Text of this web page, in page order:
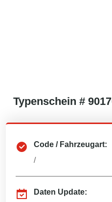
Typenschein #
Code / Fahrzeugart:
/
Daten Update: